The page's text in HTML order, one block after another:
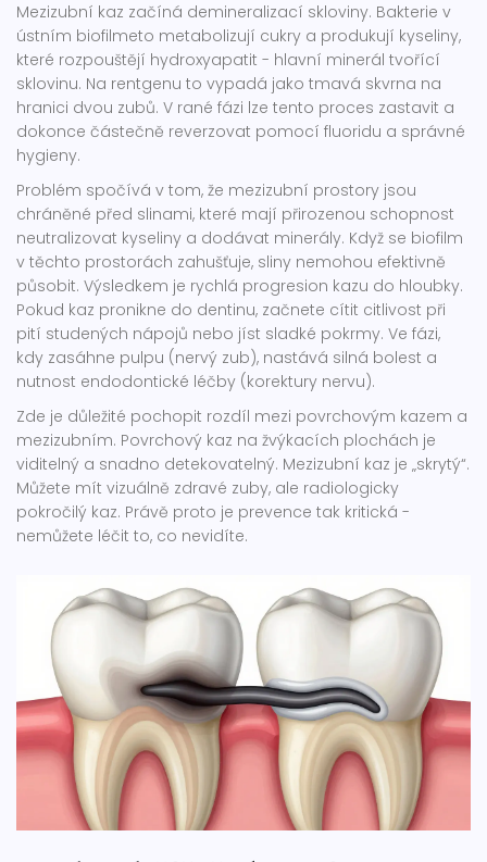
Mezizubní kaz začíná demineralizací skloviny. Bakterie v
ústním biofilmeto metabolizují cukry a produkují kyseliny,
které rozpouštějí hydroxyapatit - hlavní minerál tvořící
sklovinu. Na rentgenu to vypadá jako tmavá skvrna na
hranici dvou zubů. V rané fázi lze tento proces zastavit a
dokonce částečně reverzovat pomocí fluoridu a správné
hygieny.
Problém spočívá v tom, že mezizubní prostory jsou
chráněné před slinami, které mají přirozenou schopnost
neutralizovat kyseliny a dodávat minerály. Když se biofilm
v těchto prostorách zahušťuje, sliny nemohou efektivně
působit. Výsledkem je rychlá progresion kazu do hloubky.
Pokud kaz pronikne do dentinu, začnete cítit citlivost při
pití studených nápojů nebo jíst sladké pokrmy. Ve fázi,
kdy zasáhne pulpu (nervý zub), nastává silná bolest a
nutnost endodontické léčby (korektury nervu).
Zde je důležité pochopit rozdíl mezi povrchovým kazem a
mezizubním. Povrchový kaz na žvýkacích plochách je
viditelný a snadno detekovatelný. Mezizubní kaz je „skrytý“.
Můžete mít vizuálně zdravé zuby, ale radiologicky
pokročilý kaz. Právě proto je prevence tak kritická -
nemůžete léčit to, co nevidíte.